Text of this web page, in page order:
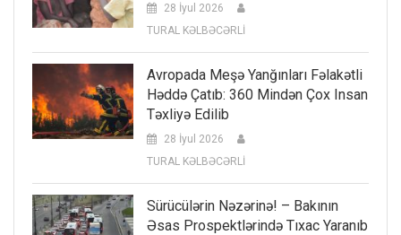
28 İyul 2026
TURAL KƏLBƏCƏRLİ
Avropada Meşə Yanğınları Fəlakətli
Həddə Çatıb: 360 Mindən Çox Insan
Təxliyə Edilib
28 İyul 2026
TURAL KƏLBƏCƏRLİ
Sürücülərin Nəzərinə! – Bakının
Əsas Prospektlərində Tıxac Yaranıb